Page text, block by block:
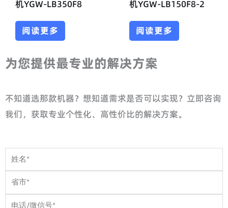
机YGW-LB350F8
阅读更多
机YGW-LB150F8-2
阅读更多
为您提供最专业的解决方案
不知道选那款机器？想知道需求是否可以实现？立即咨询
我们，获取专业个性化、高性价比的解决方案。
姓
名
省
市
电